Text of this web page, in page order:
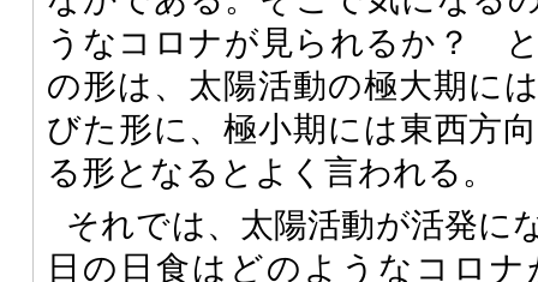
うなコロナが見られるか？
の形は、太陽活動の極大期に
びた形に、極小期には東西方
る形となるとよく言われる。
それでは、太陽活動が活発に
日の日食はどのようなコロ